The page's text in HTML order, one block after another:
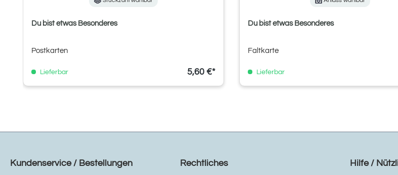
Du bist etwas Besonderes
Postkarten
Lieferbar 5,60 €*
Du bist etwas Besonderes
Faltkarte
Lieferbar
Kundenservice / Bestellungen Rechtliches Hilfe /